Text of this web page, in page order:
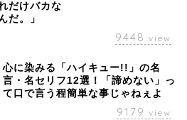
だけバカな
だ。」
9448 view
心に染みる「ハイキュー!!」の名
言・名セリフ12選！「諦めない」っ
て口で言う程簡単な事じゃねぇよ
9179 view